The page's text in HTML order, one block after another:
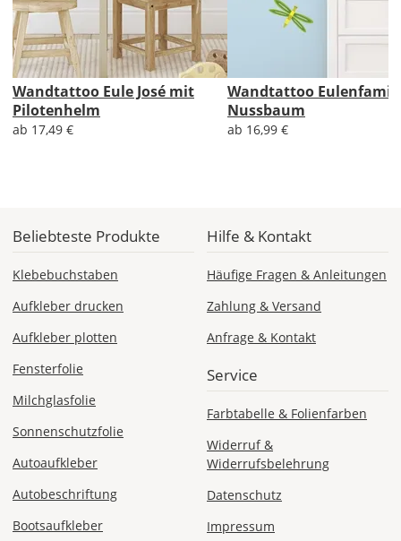
werden
Dir
im
Checkout
angezeigt.
Wandtattoo Eule José mit
Pilotenhelm
ab 17,49 €
Wandtattoo
Nussbaum
ab 16,99 €
Beliebteste Produkte
Klebebuchstaben
Aufkleber drucken
Aufkleber plotten
Fensterfolie
Milchglasfolie
Sonnenschutzfolie
Autoaufkleber
Autobeschriftung
Bootsaufkleber
Hilfe & Kontakt
Häufige Fragen & Anleitungen
Zahlung & Versand
Anfrage & Kontakt
Service
Farbtabelle & Folienfarben
Widerruf &
Widerrufsbelehrung
Datenschutz
Impressum